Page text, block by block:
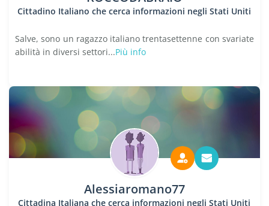
Cittadino Italiano che cerca informazioni negli Stati Uniti
Salve, sono un ragazzo italiano trentasettenne con svariate
abilità in diversi settori...Più info
Alessiaromano77
Cittadina Italiana che cerca informazioni negli Stati Uniti